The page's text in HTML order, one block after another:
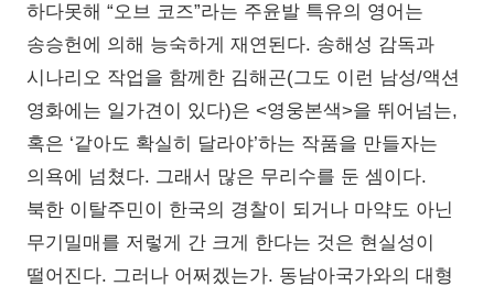
하다못해 “오브 코즈”라는 주윤발 특유의 영어는
송승헌에 의해 능숙하게 재연된다. 송해성 감독과
시나리오 작업을 함께한 김해곤(그도 이런 남성/액션
영화에는 일가견이 있다)은 <영웅본색>을 뛰어넘는,
혹은 ‘같아도 확실히 달라야’하는 작품을 만들자는
의욕에 넘쳤다. 그래서 많은 무리수를 둔 셈이다.
북한 이탈주민이 한국의 경찰이 되거나 마약도 아닌
무기밀매를 저렇게 간 크게 한다는 것은 현실성이
떨어진다. 그러나 어쩌겠는가. 동남아국가와의 대형